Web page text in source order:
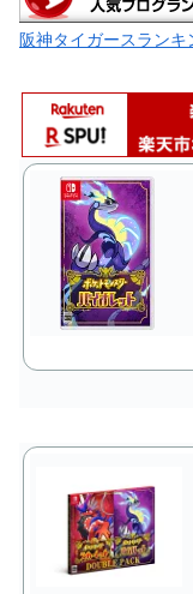
阪神タイガースランキ